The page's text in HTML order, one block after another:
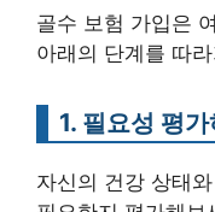
골수 보험 가입은
아래의 단계를 따
1. 필요성 평가
자신의 건강 상태